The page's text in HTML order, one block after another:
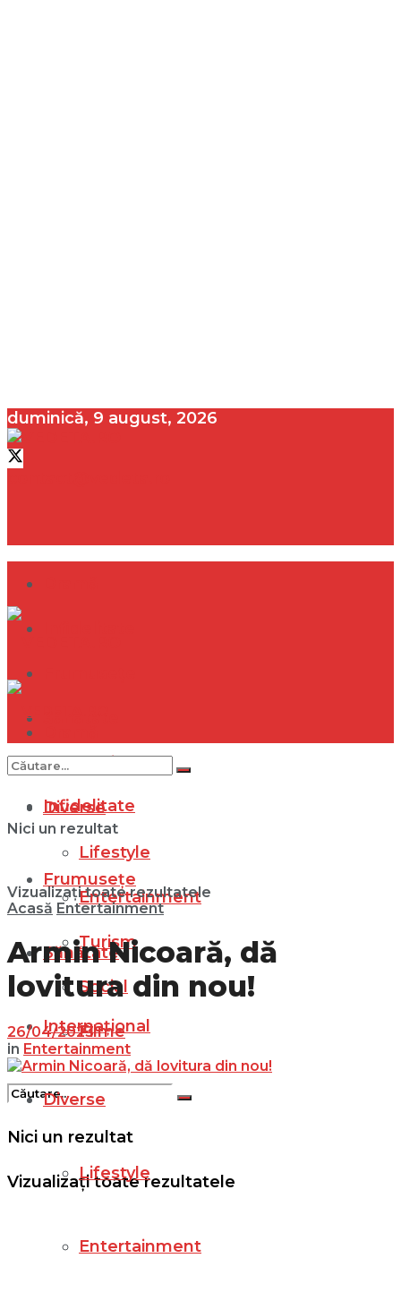
duminică, 9 august, 2026
Internațional
Diverse
Lifestyle
Entertainment
Turism
Social
Filme
Nici un rezultat
Vizualizați toate rezultatele
Infidelitate
Frumusețe
Sănătate
Internațional
Diverse
Lifestyle
Entertainment
Nici un rezultat
Vizualizați toate rezultatele
Acasă Entertainment
Armin Nicoară, dă
lovitura din nou!
26/04/2023
in Entertainment